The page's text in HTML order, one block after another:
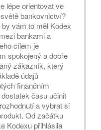
lépe orientovat ve
bankovnictví?
by vám to měl Kodex
bankami a
cílem je
spokojený a dobře
zákazník, který
údajů
finančním
času učinit
a vybrat si
Od začátku
Kodexu přihlásila